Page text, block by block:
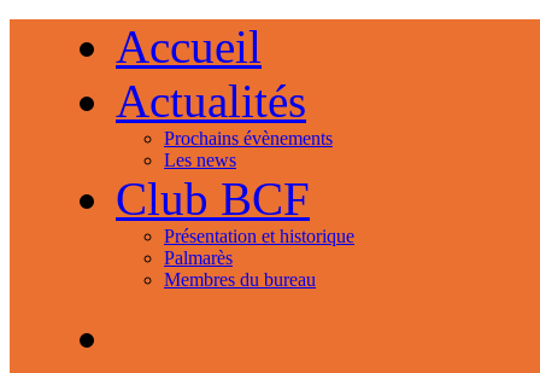
Accueil
Actualités
Prochains évènements
Les news
Club BCF
Présentation et historique
Palmarès
Membres du bureau